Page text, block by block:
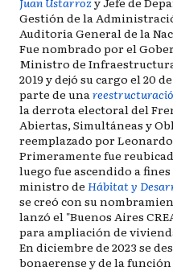
Gestión de la
Auditoría General de la
Fue nombrado por el
Ministro de
2019 y dejó su cargo el 20
parte de una
la derrota electoral del
Abiertas, Simultáneas y
reemplazado por
Primeramente fue
luego fue ascendido a fines
ministro de Hábitat y
se creó con su
lanzó el "Buenos Aires
para ampliación de
En diciembre de 2023 se
bonaerense y de la